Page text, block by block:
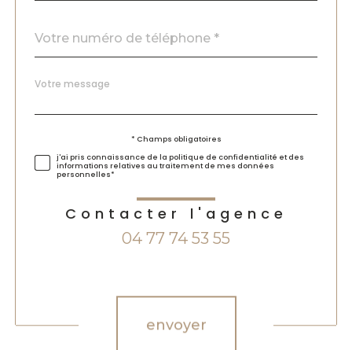
*
Fieldset
Message
*
* Champs obligatoires
j'ai pris connaissance de la politique de confidentialité et des
informations relatives au traitement de mes données
personnelles*
Contacter l'agence
04 77 74 53 55
envoyer